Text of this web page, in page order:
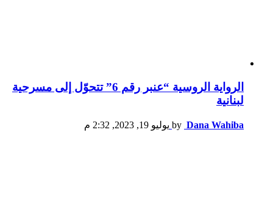
الرواية الروسية “عنبر رقم 6” تتحوّل إلى مسرحية
لبنانية
by Dana Wahiba يوليو 19, 2023, 2:32 م